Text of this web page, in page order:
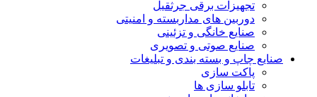
تجهیزات برقی جرثقیل
دوربین های مداربسته و امنیتی
صنایع خانگی و تزئینی
صنایع صوتی و تصویری
صنایع چاپ و بسته بندی و تبلیغات
پاکت سازی
تابلو سازی ها